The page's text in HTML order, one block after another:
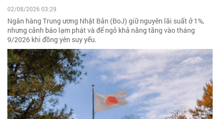
02/08/2026 03:29
Ngân hàng Trung ương Nhật Bản (BoJ) giữ nguyên lãi suất ở 1%,
nhưng cảnh báo lạm phát và để ngỏ khả năng tăng vào tháng
9/2026 khi đồng yên suy yếu.